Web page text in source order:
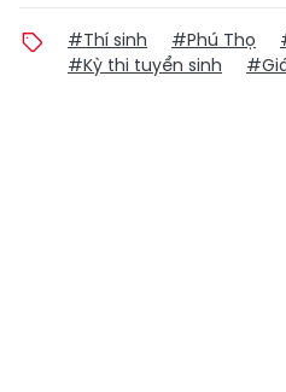
#Thí sinh #Phú Thọ
#Kỳ thi tuyển sinh